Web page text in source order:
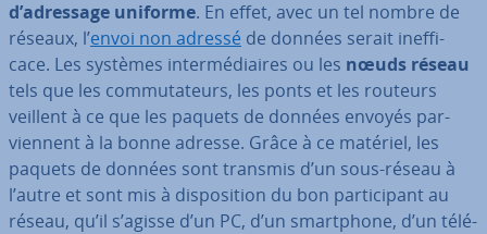
d’adressage uniforme. En effet, avec un tel nombre de
réseaux, l’envoi non adressé de données serait inef­fi­
cace. Les systèmes in­ter­mé­diaires ou les nœuds réseau
tels que les com­mu­ta­teurs, les ponts et les routeurs
veillent à ce que les paquets de données envoyés par­
vien­nent à la bonne adresse. Grâce à ce matériel, les
paquets de données sont transmis d’un sous-réseau à
l’autre et sont mis à dis­po­si­tion du bon par­ti­ci­pant au
réseau, qu’il s’agisse d’un PC, d’un smart­phone, d’un té­lé­